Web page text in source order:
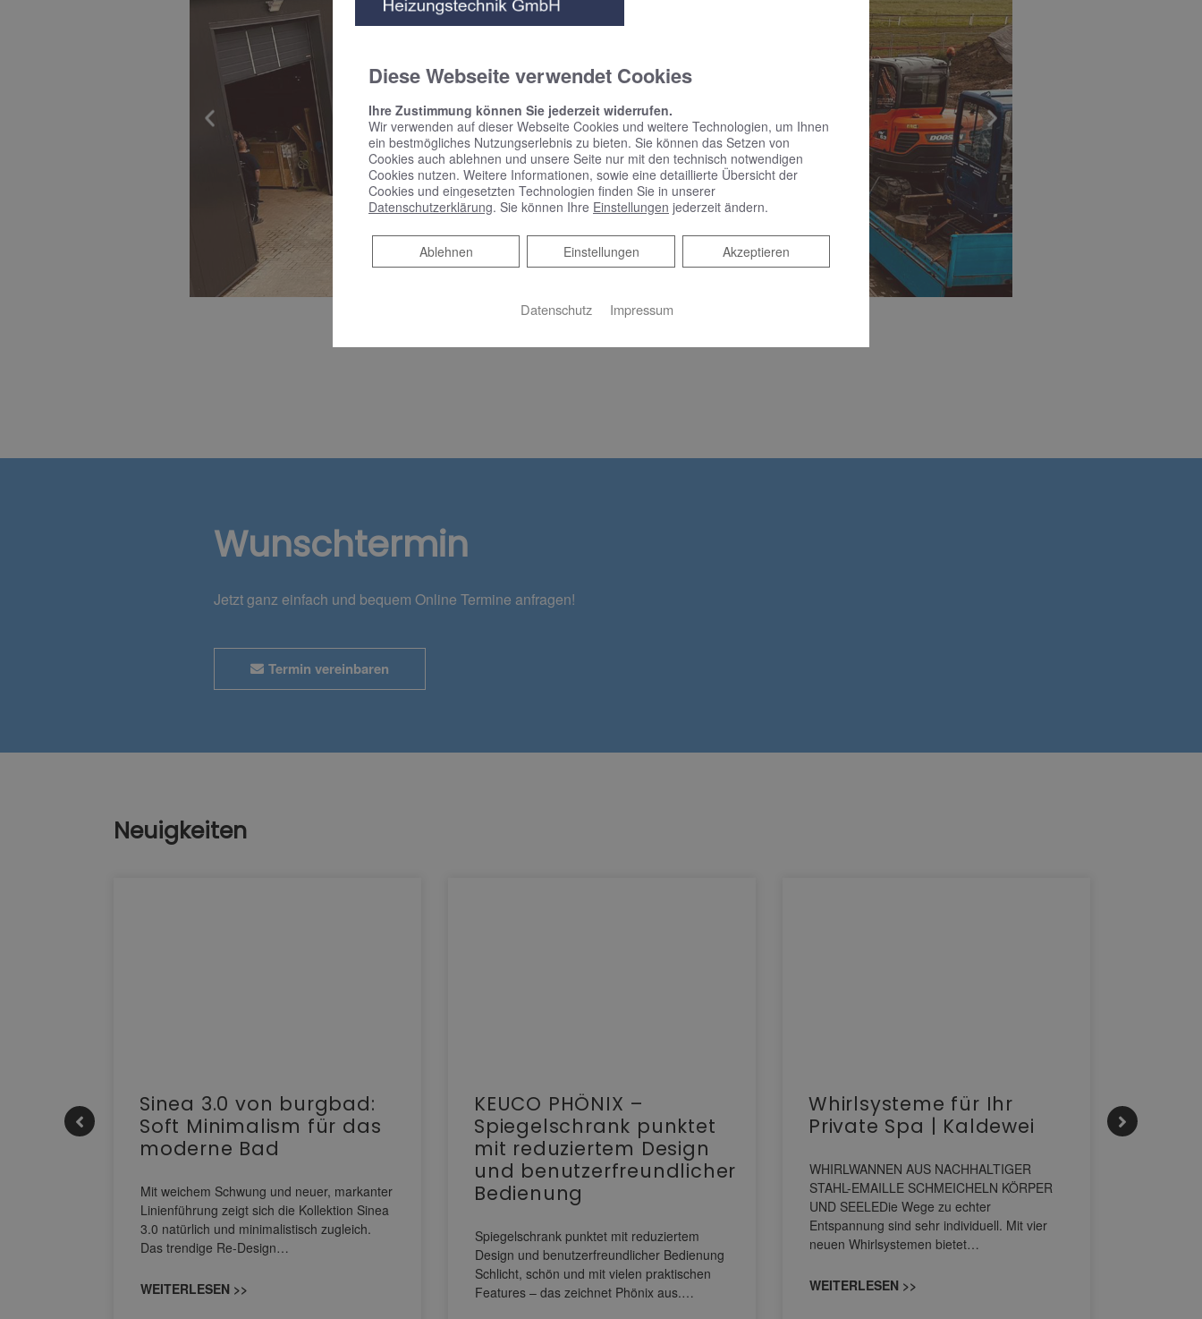
Wunschtermin
Jetzt ganz einfach und bequem Online Termine anfragen!
Termin vereinbaren
Neuigkeiten
Sinea 3.0 von burgbad:
Soft Minimalism für das
moderne Bad
Mit weichem Schwung und neuer, markanter
Linienführung zeigt sich die Kollektion Sinea
3.0 natürlich und minimalistisch zugleich.
Das trendige Re-Design…
WEITERLESEN >>
KEUCO PHÖNIX –
Spiegelschrank punktet
mit reduziertem Design
und benutzerfreundlicher
Bedienung
Spiegelschrank punktet mit reduziertem
Design und benutzerfreundlicher Bedienung
Schlicht, schön und mit vielen praktischen
Features – das zeichnet Phönix aus.…
Whirlsysteme für Ihr
Private Spa | Kaldewei
WHIRLWANNEN AUS NACHHALTIGER
STAHL-EMAILLE SCHMEICHELN KÖRPER
UND SEELEDie Wege zu echter
Entspannung sind sehr individuell. Mit vier
neuen Whirlsystemen bietet…
WEITERLESEN >>
Diese Webseite verwendet Cookies
Ihre Zustimmung können Sie jederzeit widerrufen.
Wir verwenden auf dieser Webseite Cookies und weitere Technologien, um Ihnen
ein bestmögliches Nutzungserlebnis zu bieten. Sie können das Setzen von
Cookies auch ablehnen und unsere Seite nur mit den technisch notwendigen
Cookies nutzen. Weitere Informationen, sowie eine detaillierte Übersicht der
Cookies und eingesetzten Technologien finden Sie in unserer
Datenschutzerklärung. Sie können Ihre Einstellungen jederzeit ändern.
Akzeptieren
Einstellungen
Ablehnen
Ablehnen
Datenschutz Impressum